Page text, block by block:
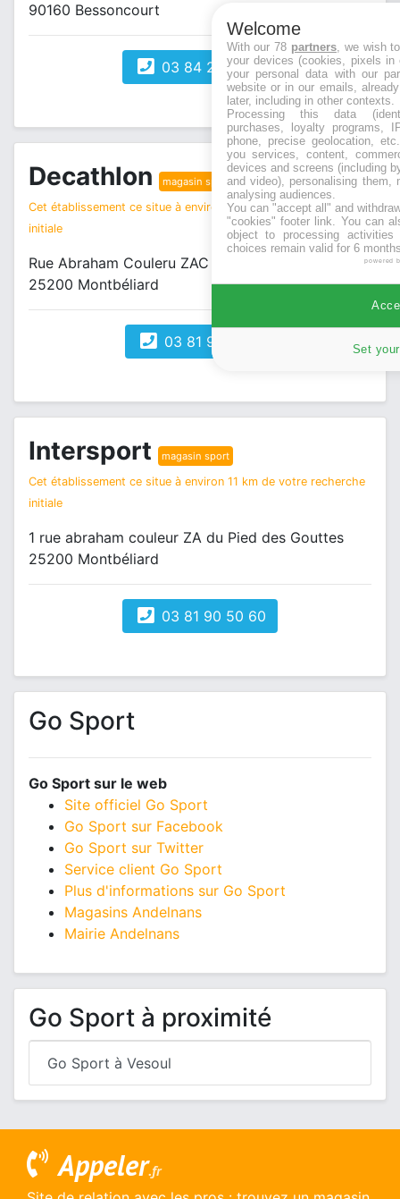
90160 Bessoncourt
03 84 28 54 18
Decathlon magasin sport
Cet établissement ce situe à environ 11 km de votre recherche
initiale
Rue Abraham Couleru ZAC du Pied des Gouttes
25200 Montbéliard
03 81 98 15 16
Intersport magasin sport
Cet établissement ce situe à environ 11 km de votre recherche
initiale
1 rue abraham couleur ZA du Pied des Gouttes
25200 Montbéliard
03 81 90 50 60
Go Sport
Go Sport sur le web
Site officiel Go Sport
Go Sport sur Facebook
Go Sport sur Twitter
Service client Go Sport
Plus d'informations sur Go Sport
Magasins Andelnans
Mairie Andelnans
Go Sport à proximité
Go Sport à Vesoul
Appeler.fr
Welcome
With our 78 partners, we wish
your devices (cookies, pixels
your personal data with our
website or in our emails,
later, including in other contexts.
Processing this data
purchases, loyalty programs,
phone, precise geolocation,
you services, content,
devices and screens (including
and video), personalising them,
analysing audiences.
You can "accept all" and
"cookies" footer link . You can
object to processing
choices remain valid for 6
powered
Set